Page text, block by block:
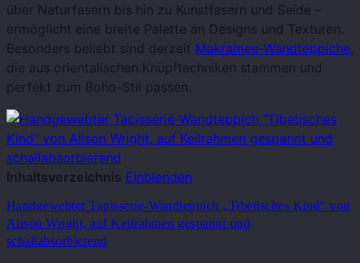
über Naturfasern bis hin zu Kunstfasern und Seide –
ermöglicht eine breite Palette an Designs und Texturen.
Besonders beliebt sind derzeit Makramee-Wandteppiche
die aus orientalischen Knüpftechniken stammen und
perfekt zum Boho-Stil passen.
Inhaltsverzeichnis Einblenden
Handgewebter Tapisserie-Wandteppich „Tibetisches Kind“ von
Alison Wright, auf Keilrahmen gespannt und
schallabsorbierend